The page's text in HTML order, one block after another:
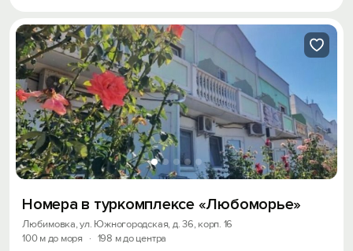
Номера в туркомплексе «Любоморье»
Любимовка, ул. Южногородская, д. 36, корп. 16
100 м до моря
· 198 м до центра